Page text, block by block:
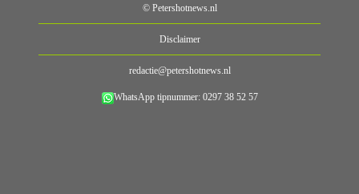
© Petershotnews.nl
Disclaimer
redactie@petershotnews.nl
WhatsApp tipnummer: 0297 38 52 57